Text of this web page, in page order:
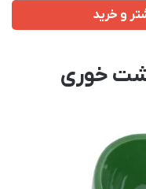
و خرید
خوری